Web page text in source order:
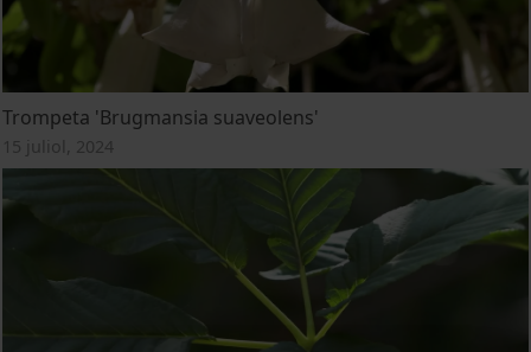
Trompeta 'Brugmansia suaveolens'
15 juliol, 2024